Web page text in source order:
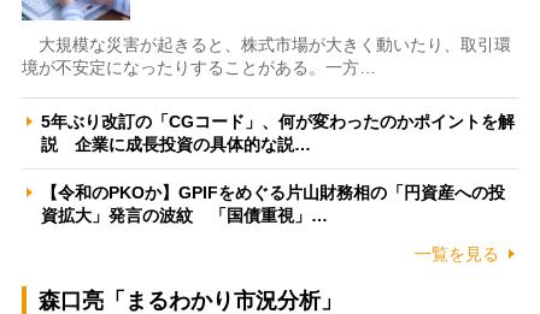
大規模な災害が起きると、株式市場が大きく動いたり、取引環
境が不安定になったりすることがある。一方…
5年ぶり改訂の「CGコード」、何が変わったのかポイントを解
説 企業に成長投資の具体的な説…
【令和のPKOか】GPIFをめぐる片山財務相の「円資産への投
資拡大」発言の波紋 「国債重視」…
一覧を見る
森口亮「まるわかり市況分析」